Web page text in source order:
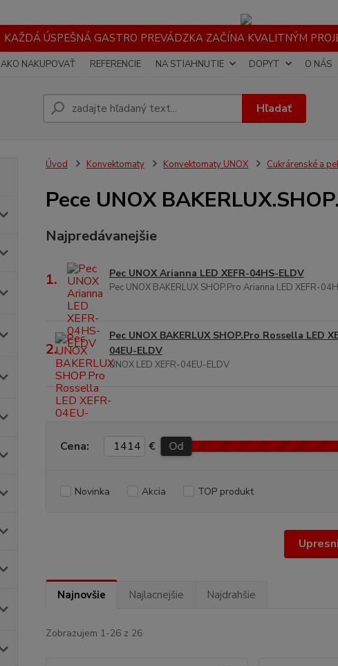
KAŽDÁ ÚSPEŠNÁ GASTRO PREVÁDZKA ZAČÍNA KVALITNÝM
AKO NAKUPOVAŤ REFERENCIE NA STIAHNUTIE DOPYT O NÁS
Hľadať
Úvod Konvektomaty Konvektomaty UNOX Cukrárenské a
Pece UNOX
Najpredávanejšie
1. Pec UNOX Arianna LED XEFR-04HS-ELDV
Pec UNOX BAKERLUX SHOP.Pro Arianna LED XEFR-
2.
Pec UNOX BAKERLUX SHOP.Pro Rossella LED
04EU-ELDV
UNOX LED XEFR-04EU-ELDV
Cena: € Od
Novinka Akcia TOP produkt
Najnovšie Najlacnejšie Najdrahšie
Zobrazujem 1-26 z 26